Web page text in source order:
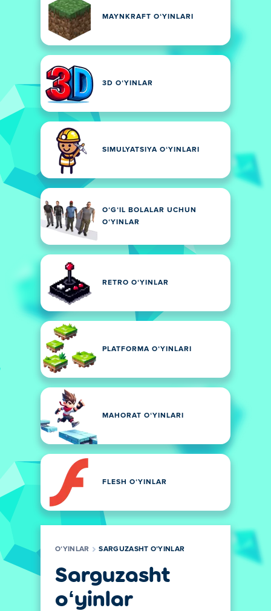
MAYNKRAFT OʻYINLARI
3D OʻYINLAR
SIMULYATSIYA OʻYINLARI
OʻGʻIL BOLALAR UCHUN
OʻYINLAR
RETRO OʻYINLAR
PLATFORMA OʻYINLARI
MAHORAT OʻYINLARI
FLESH OʻYINLAR
OʻYINLAR SARGUZASHT OʻYINLAR
Sarguzasht
oʻyinlar